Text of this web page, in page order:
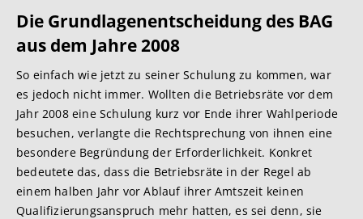
Die Grundlagenentscheidung des BAG
aus dem Jahre 2008
So einfach wie jetzt zu seiner Schulung zu kommen, war
es jedoch nicht immer. Wollten die Betriebsräte vor dem
Jahr 2008 eine Schulung kurz vor Ende ihrer Wahlperiode
besuchen, verlangte die Rechtsprechung von ihnen eine
besondere Begründung der Erforderlichkeit. Konkret
bedeutete das, dass die Betriebsräte in der Regel ab
einem halben Jahr vor Ablauf ihrer Amtszeit keinen
Qualifizierungsanspruch mehr hatten, es sei denn, sie